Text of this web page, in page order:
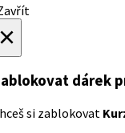
dárek
si zablokovat